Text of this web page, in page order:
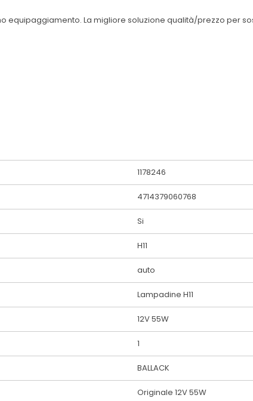
equipaggiamento. La migliore soluzione qualità/prezzo per
1178246
4714379060768
Si
H11
auto
Lampadine H11
12V 55W
1
BALLACK
Originale 12V 55W